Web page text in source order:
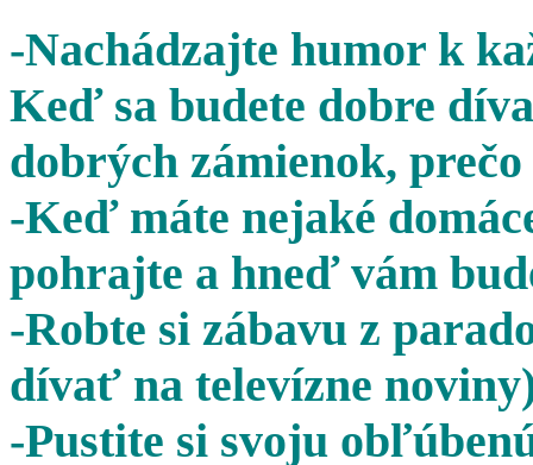
-Nachádzajte humor k
Keď sa budete dobre
dobrých zámienok,
-Keď máte nejaké
pohrajte a hneď vám
-Robte si zábavu z
dívať na televízne
-Pustite si svoju